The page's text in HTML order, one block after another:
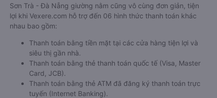
Sơn Trà - Đà Nẵng giường nằm cũng vô cùng đơn giản, tiện
lợi khi Vexere.com hỗ trợ đến 06 hình thức thanh toán khác
nhau bao gồm:
Thanh toán bằng tiền mặt tại các cửa hàng tiện lợi và
siêu thị gần nhà.
Thanh toán bằng thẻ thanh toán quốc tế (Visa, Master
Card, JCB).
Thanh toán bằng thẻ ATM đã đăng ký thanh toán trực
tuyến (Internet Banking).